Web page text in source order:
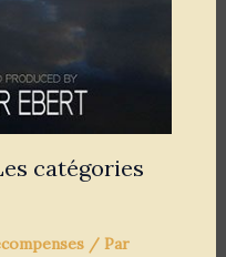
catégories
/ Par